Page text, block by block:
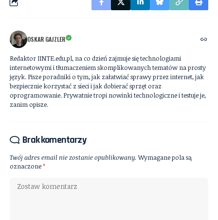
OSKAR GAJZLER
Redaktor IINTE.edu.pl, na co dzień zajmuje się technologiami
internetowymi i tłumaczeniem skomplikowanych tematów na prosty
język. Pisze poradniki o tym, jak załatwiać sprawy przez internet, jak
bezpiecznie korzystać z sieci i jak dobierać sprzęt oraz
oprogramowanie. Prywatnie tropi nowinki technologiczne i testuje je,
zanim opisze.
Brak komentarzy
Twój adres email nie zostanie opublikowany. Wymagane pola są
oznaczone*